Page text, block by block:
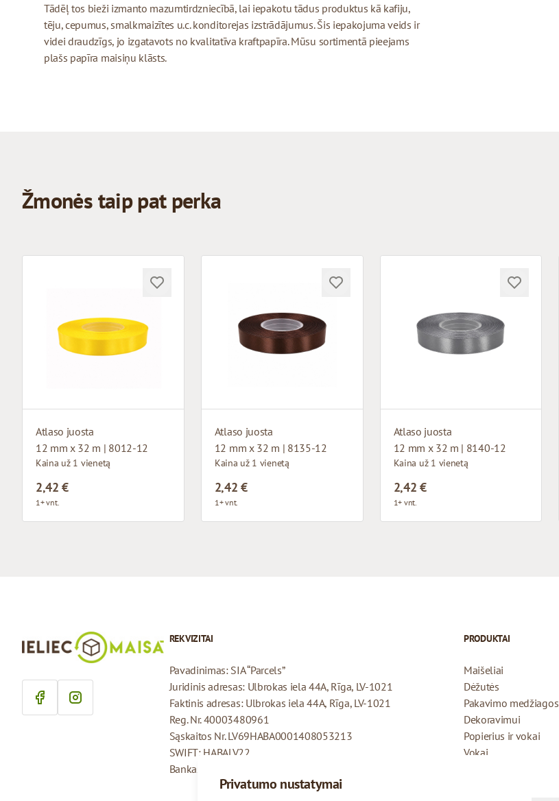
Tādēļ tos bieži izmanto mazumtirdzniecībā, lai iepakotu tādus produktus kā kafiju,
tēju, cepumus, smalkmaizītes u.c. konditorejas izstrādājumus. Šis iepakojuma veids ir
videi draudzīgs, jo izgatavots no kvalitatīva kraftpapīra. Mūsu sortimentā pieejams
plašs papīra maisiņu klāsts.
Žmonės taip pat perka
Atlaso juosta
12 mm x 32 m | 8012-12
Kaina už 1 vienetą
2,42 €
1+ vnt.
Atlaso juosta
12 mm x 32 m | 8135-12
Kaina už 1 vienetą
2,42 €
1+ vnt.
Atlaso juosta
12 mm x 32 m | 8140-12
Kaina už 1 vienetą
2,42 €
1+ vnt.
Privatumo nustatymai
REKVIZITAI
Pavadinimas: SIA “Parcels”
Juridinis adresas: Ulbrokas iela 44A, Rīga, LV-1021
Faktinis adresas: Ulbrokas iela 44A, Rīga, LV-1021
Reg. Nr. 40003480961
Sąskaitos Nr. LV69HABA0001408053213
SWIFT: HABALV22
Bankas: AS Swedbank
PRODUKTAI
Maišeliai
Dėžutės
Pakavimo medžiagos
Dekoravimui
Popierius ir vokai
Vokai